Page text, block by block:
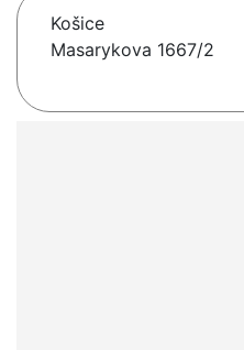
Košice
Masarykova 1667/2